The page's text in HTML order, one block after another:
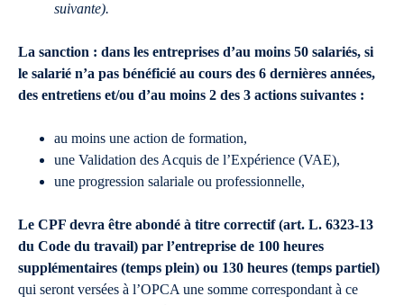
suivante).
La sanction : dans les entreprises d’au moins 50 salariés, si
le salarié n’a pas bénéficié au cours des 6 dernières années,
des entretiens et/ou d’au moins 2 des 3 actions suivantes :
au moins une action de formation,
une Validation des Acquis de l’Expérience (VAE),
une progression salariale ou professionnelle,
Le CPF devra être abondé à titre correctif (art. L. 6323-13
du Code du travail) par l’entreprise de 100 heures
supplémentaires (temps plein) ou 130 heures (temps partiel)
qui seront versées à l’OPCA une somme correspondant à ce